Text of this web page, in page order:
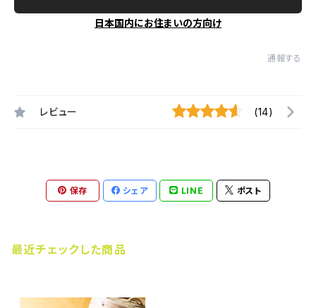
日本国内にお住まいの方向け
通報する
レビュー (14)
保存 シェア LINE ポスト
最近チェックした商品